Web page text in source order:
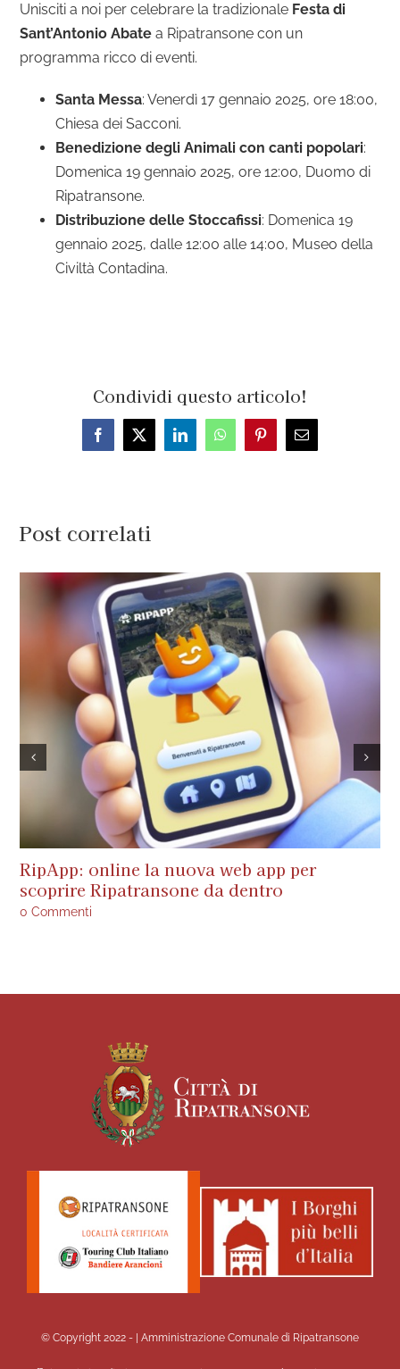
Unisciti a noi per celebrare la tradizionale Festa di
Sant’Antonio Abate a Ripatransone con un
programma ricco di eventi.
Santa Messa: Venerdì 17 gennaio 2025, ore 18:00,
Chiesa dei Sacconi.
Benedizione degli Animali con canti popolari:
Domenica 19 gennaio 2025, ore 12:00, Duomo di
Ripatransone.
Distribuzione delle Stoccafissi: Domenica 19
gennaio 2025, dalle 12:00 alle 14:00, Museo della
Civiltà Contadina.
Condividi questo articolo!
Facebook
X LinkedInWhatsAppPinterestEmail
Post correlati
RipApp: online la nuova web app per
scoprire Ripatransone da dentro
0 Commenti
© Copyright 2022 - | Amministrazione Comunale di Ripatransone